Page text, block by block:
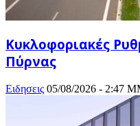
Κυκλοφοριακές
Πύρνας
Ειδησεις 05/08/2026 - 2:47